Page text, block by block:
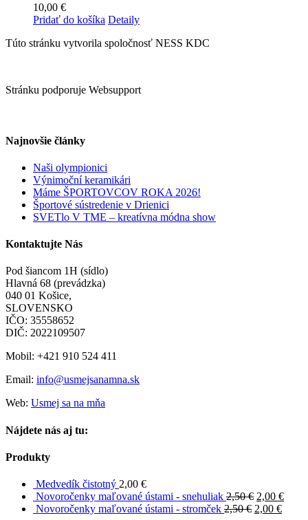
10,00 €
Pridať do košíka Detaily
Túto stránku vytvorila spoločnosť NESS KDC
Stránku podporuje Websupport
Najnovšie články
Naši olympionici
Výnimoční keramikári
Máme ŠPORTOVCOV ROKA 2026!
Športové sústredenie v Drienici
SVETlo V TME – kreatívna módna show
Kontaktujte Nás
Pod šiancom 1H (sídlo)
Hlavná 68 (prevádzka)
040 01 Košice,
SLOVENSKO
IČO: 35558652
DIČ: 2022109507
Mobil: +421 910 524 411
Email: info@usmejsanamna.sk
Web: Usmej sa na mňa
Nájdete nás aj tu:
Produkty
Medvedík čistotný 2,00 €
Novoročenky maľované ústami - snehuliak 2,50€ 2,00 €
Novoročenky maľované ústami - stromček 2,50€ 2,00 €